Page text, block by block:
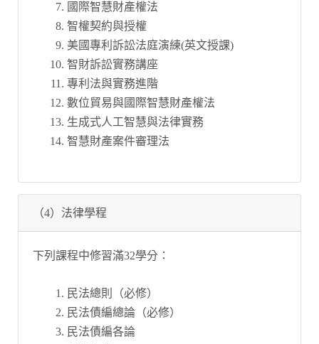
國際智慧財產權法
智權契約與授權
美國專利訴訟法庭演練(英文授課)
智財訴訟實務講座
專利法與實務進階
數位貿易與國際智慧財產權法
生成式人工智慧與法律實務
智慧財產案件審理法
（4）法律學程
下列課程中修習滿32學分：
民法總則（必修）
民法債編總論（必修）
民法債編各論